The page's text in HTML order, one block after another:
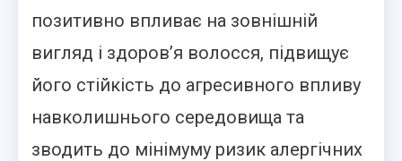
позитивно впливає на зовнішній
вигляд і здоров’я волосся, підвищує
його стійкість до агресивного впливу
навколишнього середовища та
зводить до мінімуму ризик алергічних